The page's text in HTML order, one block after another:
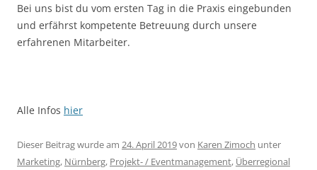
Bei uns bist du vom ersten Tag in die Praxis eingebunden
und erfährst kompetente Betreuung durch unsere
erfahrenen Mitarbeiter.
Alle Infos hier
Dieser Beitrag wurde am 24. April 2019von Karen Zimoch unter
Marketing, Nürnberg, Projekt- / Eventmanagement, Überregional